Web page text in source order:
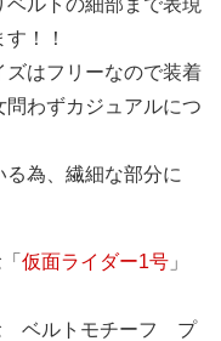
！！
はフリーなので装着
問わずカジュアルにつ
為、繊細な部分に
仮面ライダー1号 」
ベルトモチーフ プ